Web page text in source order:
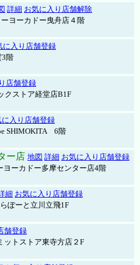
詳細 お気に入り店舗解除
ヨーカドー曳舟店４階
に入り店舗登録
3階
店舗登録
クストア経堂店B1F
に入り店舗登録
SHIMOKITA 6階
ー店 地図 詳細 お気に入り店舗登録
ーカドー多摩センター店4階
細 お気に入り店舗登録
ぽーと立川立飛1F
舗登録
ットストア東寺方店２F